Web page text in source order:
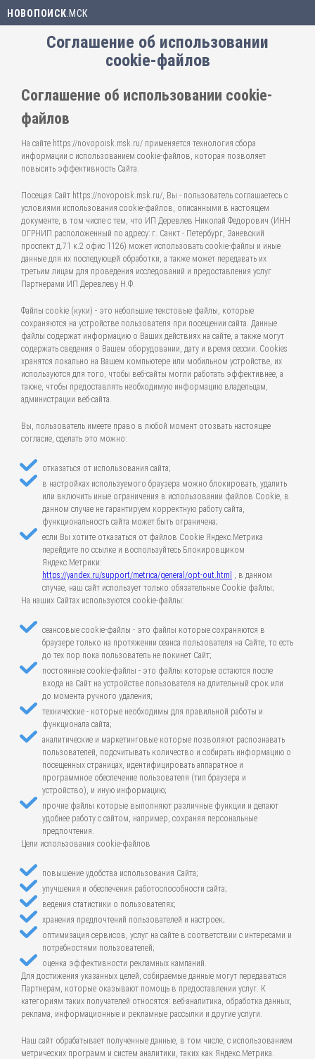
НОВОПОИСК .МСК
Соглашение об использовании
cookie-файлов
Соглашение об использовании cookie-
файлов
На сайте https://novopoisk.msk.ru/ применяется технология сбора
информации с использованием cookie-файлов, которая позволяет
повысить эффективность Сайта.
Посещая Сайт https://novopoisk.msk.ru/, Вы - пользователь соглашаетесь с
условиями использования cookie-файлов, описанными в настоящем
документе, в том числе с тем, что ИП Деревлев Николай Федорович (ИНН
ОГРНИП расположенный по адресу: г. Санкт - Петербург, Заневский
проспект д.71 к.2 офис 1126) может использовать cookie-файлы и иные
данные для их последующей обработки, а также может передавать их
третьим лицам для проведения исследований и предоставления услуг
Партнерами ИП Деревлеву Н.Ф.
Файлы cookie (куки) - это небольшие текстовые файлы, которые
сохраняются на устройстве пользователя при посещении сайта. Данные
файлы содержат информацию о Ваших действиях на сайте, а также могут
содержать сведения о Вашем оборудовании, дату и время сессии. Cookies
хранятся локально на Вашем компьютере или мобильном устройстве, их
используются для того, чтобы веб-сайты могли работать эффективнее, а
также, чтобы предоставлять необходимую информацию владельцам,
администрации веб-сайта.
Вы, пользователь имеете право в любой момент отозвать настоящее
согласие, сделать это можно:
отказаться от использования сайта;
в настройках используемого браузера можно блокировать, удалить
или включить иные ограничения в использовании файлов Cookie, в
данном случае не гарантируем корректную работу сайта,
функциональность сайта может быть ограничена;
если Вы хотите отказаться от файлов Cookie Яндекс.Метрика
перейдите по ссылке и воспользуйтесь Блокировщиком
Яндекс.Метрики:
https://yandex.ru/support/metrica/general/opt-out.html , в данном
случае, наш сайт использует только обязательные Cookie файлы;
На наших Сайтах используются cookie-файлы:
сеансовые cookie-файлы - это файлы которые сохраняются в
браузере только на протяжении сеанса пользователя на Сайте, то есть
до тех пор пока пользователь не покинет Сайт;
постоянные cookie-файлы - это файлы которые остаются после
входа на Сайт на устройстве пользователя на длительный срок или
до момента ручного удаления;
технические - которые необходимы для правильной работы и
функционала сайта;
аналитические и маркетинговые которые позволяют распознавать
пользователей, подсчитывать количество и собирать информацию о
посещенных страницах, идентифицировать аппаратное и
программное обеспечение пользователя (тип браузера и
устройство), и иную информацию;
прочие файлы которые выполняют различные функции и делают
удобнее работу с сайтом, например, сохраняя персональные
предпочтения.
Цели использования cookie-файлов
повышение удобства использования Сайта;
улучшения и обеспечения работоспособности сайта;
ведения статистики о пользователях;
хранения предпочтений пользователей и настроек;
оптимизация сервисов, услуг на сайте в соответствии с интересами и
потребностями пользователей;
оценка эффективности рекламных кампаний.
Для достижения указанных целей, собираемые данные могут передаваться
Партнерам, которые оказывают помощь в предоставлении услуг. К
категориям таких получателей относятся: веб-аналитика, обработка данных,
реклама, информационные и рекламные рассылки и другие услуги.
Наш сайт обрабатывает полученные данные, в том числе, с использованием
метрических программ и систем аналитики, таких как Яндекс.Метрика.